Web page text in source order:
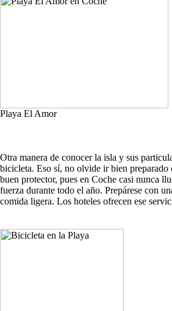
Playa El Amor
Otra manera de conocer la isla y sus
bicicleta. Eso sí, no olvide ir bien preparado
buen protector, pues en Coche casi nunca
fuerza durante todo el año. Prepárese con
comida ligera. Los hoteles ofrecen ese